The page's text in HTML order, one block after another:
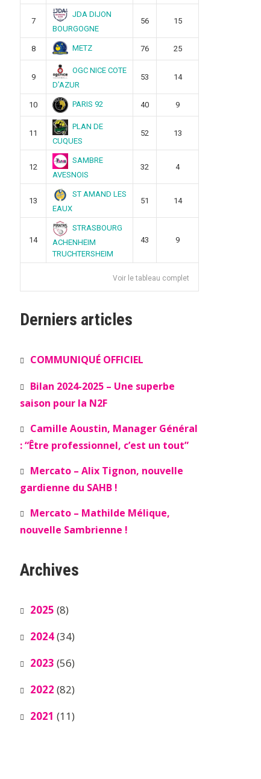
7
JDA DIJON
BOURGOGNE
56 15
8 METZ 76 25
9
OGC NICE COTE
D’AZUR
53 14
10 PARIS 92 40 9
11
PLAN DE
CUQUES
52 13
12
SAMBRE
AVESNOIS
32 4
13
ST AMAND LES
EAUX
51 14
14
STRASBOURG
ACHENHEIM
TRUCHTERSHEIM
43 9
Voir le tableau complet
Derniers articles
COMMUNIQUÉ OFFICIEL
Bilan 2024-2025 – Une superbe
saison pour la N2F
Camille Aoustin, Manager Général
: “Être professionnel, c’est un tout”
Mercato – Alix Tignon, nouvelle
gardienne du SAHB !
Mercato – Mathilde Mélique,
nouvelle Sambrienne !
Archives
2025 (8)
2024(34)
2023 (56)
2022 (82)
2021 (11)